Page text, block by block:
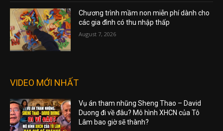
Chương trình mầm non miễn phí dành cho
các gia đình có thu nhập thấp
August 7, 2026
VIDEO MỚI NHẤT
Vụ án tham nhũng Sheng Thao – David
Duong đi về đâu? Mô hình XHCN của Tô
Lâm bao giờ sẽ thành?